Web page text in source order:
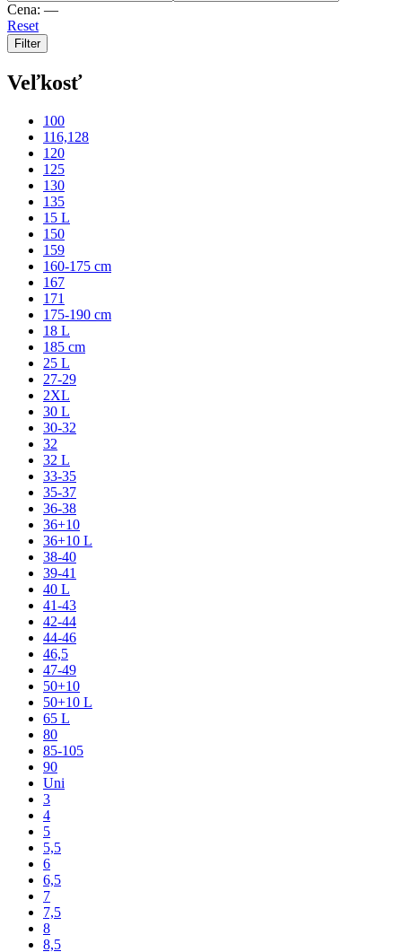
Cena: —
Reset
Filter
Veľkosť
100
116,128
120
125
130
135
15 L
150
159
160-175 cm
167
171
175-190 cm
18 L
185 cm
25 L
27-29
2XL
30 L
30-32
32
32 L
33-35
35-37
36-38
36+10
36+10 L
38-40
39-41
40 L
41-43
42-44
44-46
46,5
47-49
50+10
50+10 L
65 L
80
85-105
90
Uni
3
4
5
5,5
6
6,5
7
7,5
8
8,5